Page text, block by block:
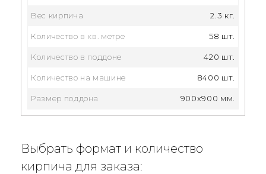
Вес кирпича 2.3 кг.
Количество в кв. метре 58 шт.
Количество в поддоне 420 шт.
Количество на машине 8400 шт.
Размер поддона 900x900 мм.
Выбрать формат и количество
кирпича для заказа: